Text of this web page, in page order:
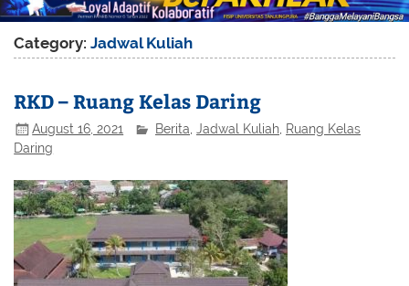
Category:Jadwal Kuliah
RKD – Ruang Kelas Daring
August 16, 2021 Berita ,Jadwal Kuliah Ruang Kelas
Daring